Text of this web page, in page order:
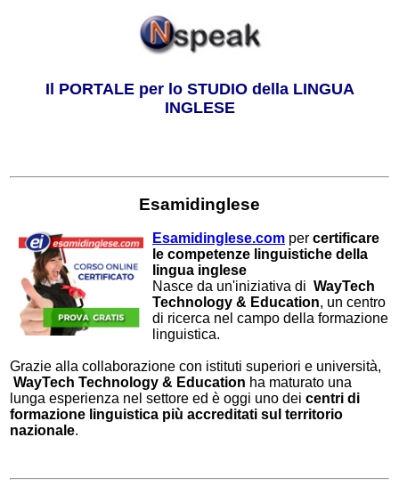
Il PORTALE per lo STUDIO della LINGUA
INGLESE
Esamidinglese
Esamidinglese.com per certificare
le competenze linguistiche della
lingua inglese
Nasce da un'iniziativa di WayTech
Technology & Education, un centro
di ricerca nel campo della formazione
linguistica.
Grazie alla collaborazione con istituti superiori e università,
WayTech Technology & Education ha maturato una
lunga esperienza nel settore ed è oggi uno dei centri di
formazione linguistica più accreditati sul territorio
nazionale.